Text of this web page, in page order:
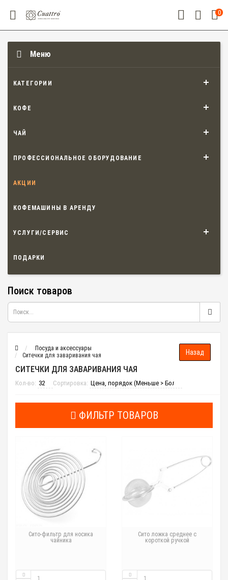
0
Меню
КАТЕГОРИИ
КОФЕ
ЧАЙ
ПРОФЕССИОНАЛЬНОЕ ОБОРУДОВАНИЕ
АКЦИИ
КОФЕМАШИНЫ В АРЕНДУ
УСЛУГИ/СЕРВИС
ПОДАРКИ
Поиск товаров
Посуда и аксессуары
Ситечки для заваривания чая
СИТЕЧКИ ДЛЯ ЗАВАРИВАНИЯ ЧАЯ
Кол-во: Сортировка:
ФИЛЬТР ТОВАРОВ
Сито-фильтр для носика
чайника
Сито ложка среднее с
короткой ручкой